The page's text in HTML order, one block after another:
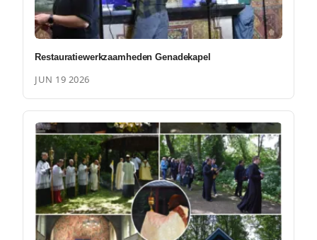
Restauratiewerkzaamheden Genadekapel
JUN 19 2026